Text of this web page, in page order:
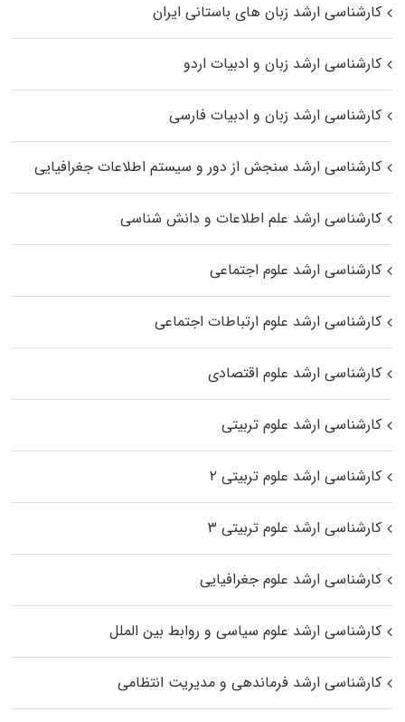
کارشناسی ارشد زبان‌ های باستانی ایران
کارشناسی ارشد زبان و ادبیات اردو
کارشناسی ارشد زبان و ادبیات فارسی
کارشناسی ارشد سنجش از دور و سیستم اطلاعات جغرافیایی
کارشناسی ارشد علم اطلاعات و دانش شناسی
کارشناسی ارشد علوم اجتماعی
کارشناسی ارشد علوم ارتباطات اجتماعی
کارشناسی ارشد علوم اقتصادی
کارشناسی ارشد علوم تربیتی
کارشناسی ارشد علوم تربیتی ۲
کارشناسی ارشد علوم تربیتی ۳
کارشناسی ارشد علوم جغرافیایی
کارشناسی ارشد علوم سیاسی و روابط بین الملل
کارشناسی ارشد فرماندهی و مدیریت انتظامی